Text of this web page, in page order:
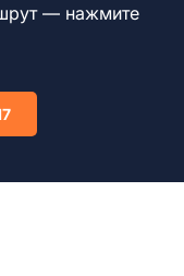
— нажмите